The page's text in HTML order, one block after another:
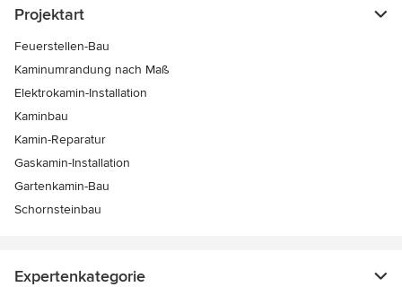
Projektart
Feuerstellen-Bau
Kaminumrandung nach Maß
Elektrokamin-Installation
Kaminbau
Kamin-Reparatur
Gaskamin-Installation
Gartenkamin-Bau
Schornsteinbau
Expertenkategorie